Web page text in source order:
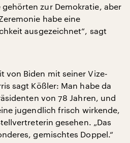
zur Demokratie, aber
habe eine
ausgezeichnet“, sagt
von Biden mit seiner Vize-
sagt Kößler: Man habe da
von 78 Jahren, und
jugendlich frisch wirkende,
gesehen. „Das
gemischtes Doppel.“